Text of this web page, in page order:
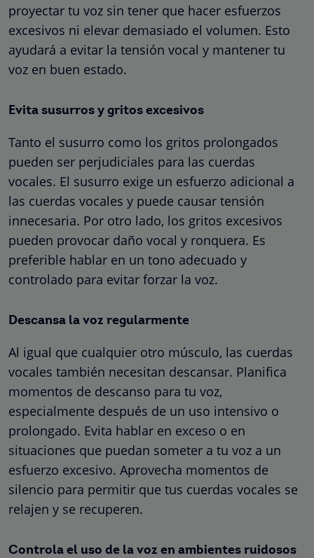
proyectar tu voz sin tener que hacer esfuerzos
excesivos ni elevar demasiado el volumen. Esto
ayudará a evitar la tensión vocal y mantener tu
voz en buen estado.
Evita susurros y gritos excesivos
Tanto el susurro como los gritos prolongados
pueden ser perjudiciales para las cuerdas
vocales. El susurro exige un esfuerzo adicional a
las cuerdas vocales y puede causar tensión
innecesaria. Por otro lado, los gritos excesivos
pueden provocar daño vocal y ronquera. Es
preferible hablar en un tono adecuado y
controlado para evitar forzar la voz.
Descansa la voz regularmente
Al igual que cualquier otro músculo, las cuerdas
vocales también necesitan descansar. Planifica
momentos de descanso para tu voz,
especialmente después de un uso intensivo o
prolongado. Evita hablar en exceso o en
situaciones que puedan someter a tu voz a un
esfuerzo excesivo. Aprovecha momentos de
silencio para permitir que tus cuerdas vocales se
relajen y se recuperen.
Controla el uso de la voz en ambientes ruidosos